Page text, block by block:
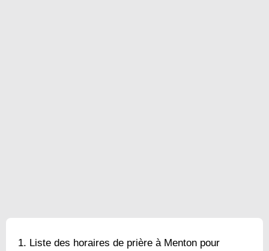
Liste des horaires de prière à Menton pour